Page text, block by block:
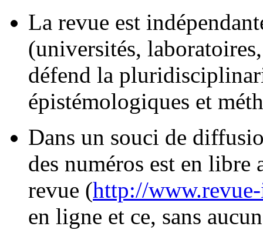
La revue est
(universités,
défend la
épistémologiques et
Dans un souci de
des numéros est en libre
revue (http://
en ligne et ce, sans